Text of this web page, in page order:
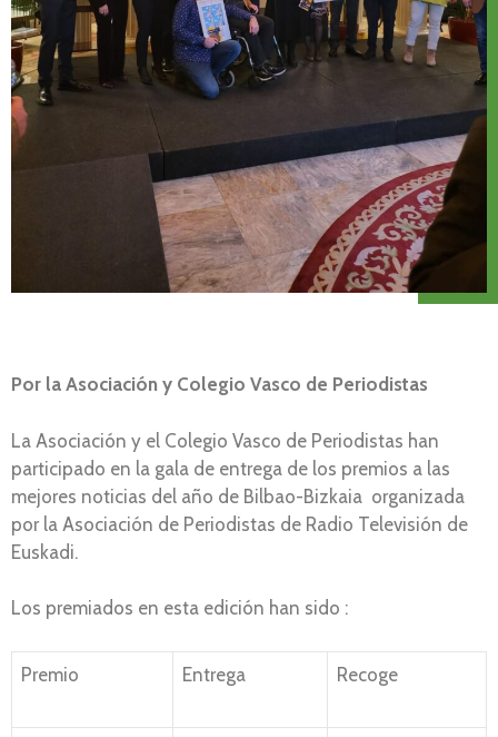
Por la Asociación y Colegio Vasco de Periodistas
La Asociación y el Colegio Vasco de Periodistas han
participado en la gala de entrega de los premios a las
mejores noticias del año de Bilbao-Bizkaia organizada
por la Asociación de Periodistas de Radio Televisión de
Euskadi.
Los premiados en esta edición han sido :
Premio Entrega Recoge